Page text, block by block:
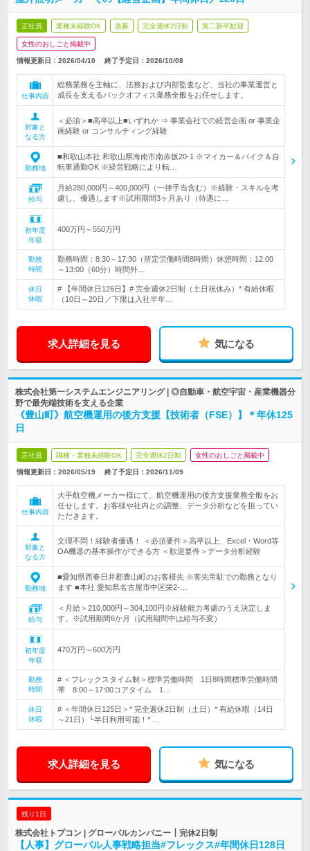
正社員 業種未経験OK 急募 完全週休2日制 第二新卒歓迎
女性のおしごと掲載中
情報更新日：2026/04/10 終了予定日： 2026/10/08
仕事内容
総務業務を主軸に、法務および内部監査など、当社の事業運営と
成長を支えるバックオフィス業務全般をお任せします。
対象と
なる方
＜必須＞■高卒以上■いずれか ⇒ 事業会社での経営企画 or 事業企
画経験 or コンサルティング経験
勤務地
■和歌山本社 和歌山県海南市南赤坂20-1 ※マイカー＆バイク＆自
転車通勤OK ※経営戦略により転…
給与
月給280,000円～400,000円（一律手当含む）※経験・スキルを考
慮し、優遇します※試用期間3ヶ月あり（待遇に…
初年度
年収
400万円～550万円
勤務
時間
勤務時間：8:30～17:30（所定労働時間8時間）休憩時間：12:00
～13:00（60分）時間外…
休日
休暇
# 【年間休日126日】# 完全週休2日制（土日祝休み）* 有給休暇
（10日～20日／下限は入社半年…
求人詳細を見る 気になる
株式会社第一システムエンジニアリング | ◎自動車・航空宇宙・産業機器分
野で最先端技術を支える企業
《豊山町》航空機運用の後方支援【技術者（FSE）】＊年休125
日
正社員 職種・業種未経験OK 完全週休2日制 女性のおしごと掲載中
情報更新日：2026/05/19 終了予定日： 2026/11/09
仕事内容
大手航空機メーカー様にて、航空機運用の後方支援業務全般をお
任せします。お客様や社内との調整、データ分析などを担ってい
ただきます。
対象と
なる方
文理不問！経験者優遇！ ＜必須要件＞高卒以上、Excel・Word等
OA機器の基本操作ができる方 ＜歓迎要件＞データ分析経験
勤務地
■愛知県西春日井郡豊山町のお客様先 ※客先常駐での勤務となり
ます ■本社 愛知県名古屋市中区栄2-…
給与
＜月給＞210,000円～304,100円※経験能力考慮のうえ決定しま
す。※試用期間6か月（試用期間中は給与不変）
初年度
年収
470万円～600万円
勤務
時間
# ＜フレックスタイム制＞標準労働時間 1日8時間標準労働時間
帯 8:00～17:00コアタイム 1…
休日
休暇
# ＜年間休日125日＞* 完全週休2日制（土日）* 有給休暇（14日
～21日）└半日利用可能！* …
求人詳細を見る 気になる
残り1日
株式会社トプコン | グローバルカンパニー┃完休2日制
【人事】グローバル人事戦略担当#フレックス#年間休日128日